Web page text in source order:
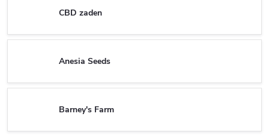
CBD zaden
Anesia Seeds
Barney's Farm